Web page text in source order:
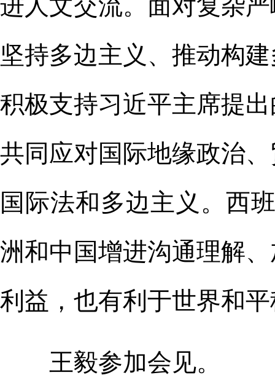
坚持多边主义、推动构
积极支持习近平主席提
共同应对国际地缘政治
国际法和多边主义。西
洲和中国增进沟通理解
利益，也有利于世界和
王毅参加会见。